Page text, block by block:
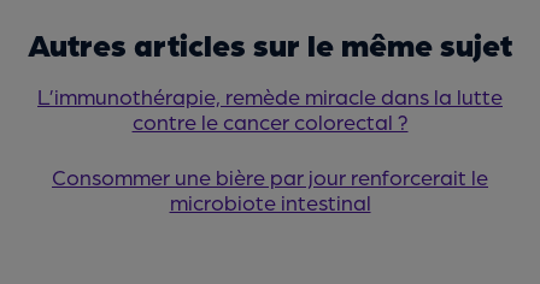
Autres articles sur le même sujet
L’immunothérapie, remède miracle dans la lutte
contre le cancer colorectal ?
Consommer une bière par jour renforcerait le
microbiote intestinal